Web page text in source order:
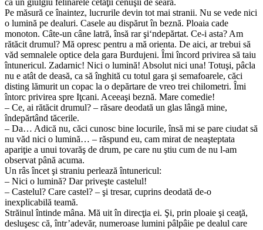
Pe măsură ce înaintez, lucrurile devin tot mai stranii. Nu se vede nici
o lumină pe dealuri. Casele au dispărut în beznă. Ploaia cade
monoton. Câte-un câne latră, însă rar şi‘ndepărtat. Ce-i asta? Am
rătăcit drumul? Mă opresc pentru a mă orienta. De aici, ar trebui să
văd semnalele optice dela gara Burdujeni. Îmi încord privirea să taiu
întunericul. Zadarnic! Nici o lumină! Absolut nici una! Totuşi, pâcla
nu e atât de deasă, ca să înghită cu totul gara şi semafoarele, căci
disting lămurit un copac la o depărtare de vreo trei chilometri. Îmi
întorc privirea spre Iţcani. Aceeaşi beznă. Mare comedie!
– Ce, ai rătăcit drumul? – răsare deodată un glas lângă mine,
îndepărtând tăcerile.
– Da… Adică nu, căci cunosc bine locurile, însă mi se pare ciudat să
nu văd nici o lumină… – răspund eu, cam mirat de neaşteptata
apariţie a unui tovarăş de drum, pe care nu ştiu cum de nu l-am
observat până acuma.
Un râs încet şi straniu perlează întunericul:
– Nici o lumină? Dar priveşte castelul!
– Castelul? Care castel? – şi tresar, cuprins deodată de-o
inexplicabilă teamă.
Străinul întinde mâna. Mă uit în direcţia ei. Şi, prin ploaie şi ceaţă,
desluşesc că, într’adevăr, numeroase lumini pâlpâie pe dealul care